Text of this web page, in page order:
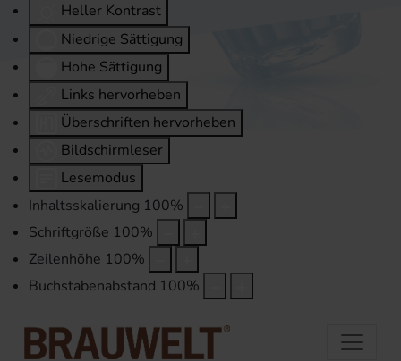
Heller Kontrast
Niedrige Sättigung
Hohe Sättigung
Links hervorheben
Überschriften hervorheben
Bildschirmleser
Lesemodus
Inhaltsskalierung 100%
Schriftgröße 100%
Zeilenhöhe 100%
Buchstabenabstand 100%